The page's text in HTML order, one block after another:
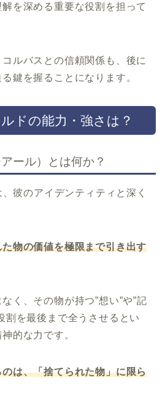
を深める重要な役割を担って
ルバスとの信頼関係も、後に
鍵を握ることになります。
ドの能力・強さは？
ール）とは何か？
彼のアイデンティティと深く
物の価値を極限まで引き出す
く、その物が持つ”想い”や”記
割を最後まで全うさせるとい
的な力です。
は、「捨てられた物」に限ら